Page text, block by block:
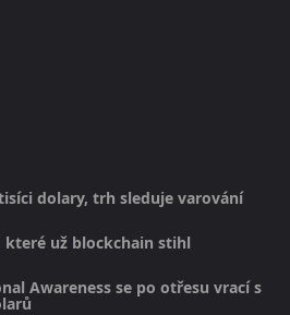
dolary, trh sleduje varování
které už blockchain stihl
Awareness se po otřesu vrací s